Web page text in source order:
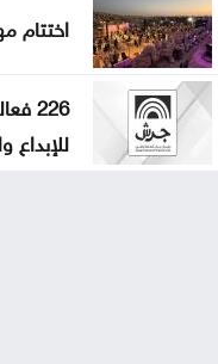
اختتام
للإبداع